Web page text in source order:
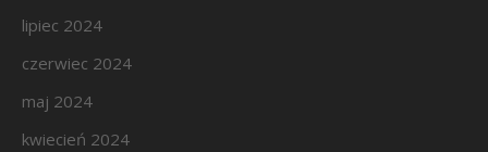
lipiec 2024
czerwiec 2024
maj 2024
kwiecień 2024